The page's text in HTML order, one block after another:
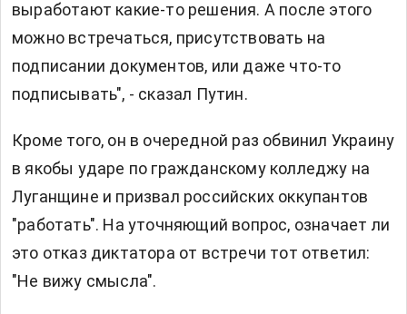
выработают какие-то решения. А после этого
можно встречаться, присутствовать на
подписании документов, или даже что-то
подписывать", - сказал Путин.
Кроме того, он в очередной раз обвинил Украину
в якобы ударе по гражданскому колледжу на
Луганщине и призвал российских оккупантов
"работать". На уточняющий вопрос, означает ли
это отказ диктатора от встречи тот ответил:
"Не вижу смысла".